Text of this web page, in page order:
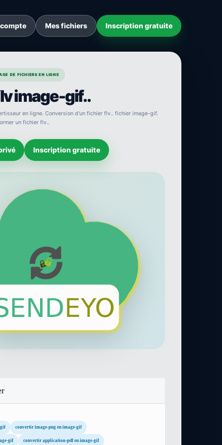
Mes fichiers Inscription gratuite
DE FICHIERS EN LIGNE
image-gif..
en ligne. Conversion d'un fichier flv.. fichier image-gif.
un fichier flv..
Inscription gratuite
gif convertir image-png en image-gif
gif convertir application-pdf en image-gif